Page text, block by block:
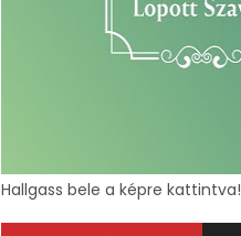
Hallgass bele a képre kattintva!